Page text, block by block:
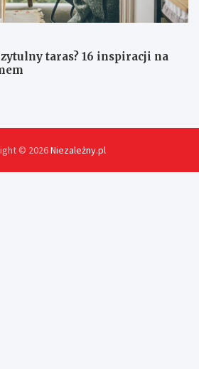
taras? 16 inspiracji na
© 2026Niezależny.pl